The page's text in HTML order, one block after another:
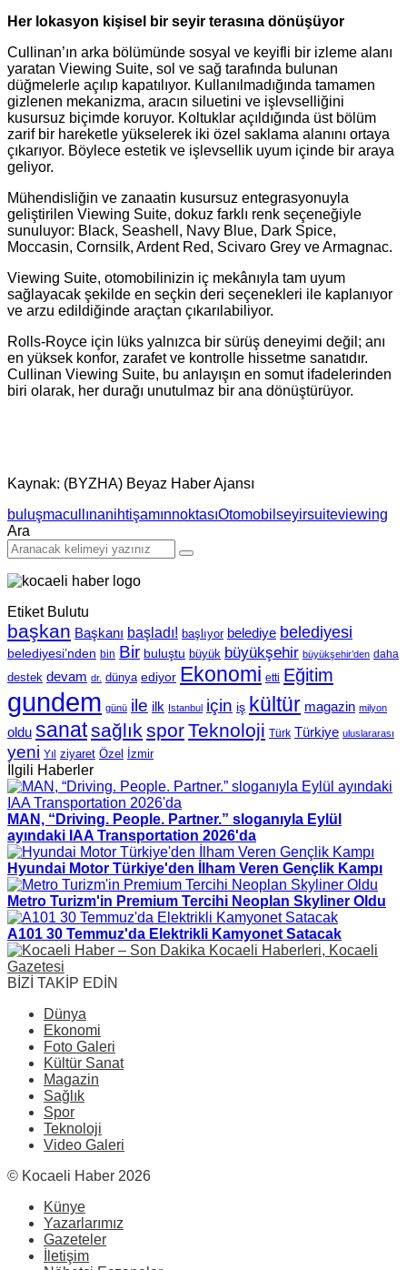
Her lokasyon kişisel bir seyir terasına dönüşüyor
Cullinan’ın arka bölümünde sosyal ve keyifli bir izleme alanı
yaratan Viewing Suite, sol ve sağ tarafında bulunan
düğmelerle açılıp kapatılıyor. Kullanılmadığında tamamen
gizlenen mekanizma, aracın siluetini ve işlevselliğini
kusursuz biçimde koruyor. Koltuklar açıldığında üst bölüm
zarif bir hareketle yükselerek iki özel saklama alanını ortaya
çıkarıyor. Böylece estetik ve işlevsellik uyum içinde bir araya
geliyor.
Mühendisliğin ve zanaatin kusursuz entegrasyonuyla
geliştirilen Viewing Suite, dokuz farklı renk seçeneğiyle
sunuluyor: Black, Seashell, Navy Blue, Dark Spice,
Moccasin, Cornsilk, Ardent Red, Scivaro Grey ve Armagnac.
Viewing Suite, otomobilinizin iç mekânıyla tam uyum
sağlayacak şekilde en seçkin deri seçenekleri ile kaplanıyor
ve arzu edildiğinde araçtan çıkarılabiliyor.
Rolls-Royce için lüks yalnızca bir sürüş deneyimi değil; anı
en yüksek konfor, zarafet ve kontrolle hissetme sanatıdır.
Cullinan Viewing Suite, bu anlayışın en somut ifadelerinden
biri olarak, her durağı unutulmaz bir ana dönüştürüyor.
Kaynak: (BYZHA) Beyaz Haber Ajansı
buluşmacullınanihtişamınnoktasıOtomobil seyirsuiteviewing
Ara
Etiket Bulutu
başkan Başkanı başladı! başlıyor belediye belediyesi
belediyesi’nden bin Bir buluştu büyük büyükşehir büyükşehir’den daha
destek devam dr. dünya ediyor Ekonomi etti Eğitim
gundem günü ile ilk Istanbul için iş kültür magazin milyon
oldu sanatsağlık sporTeknoloji Türk Türkiye uluslararası
yeni Yıl ziyaret Özel İzmir
İlgili Haberler
MAN, “Driving. People. Partner.” sloganıyla Eylül
ayındaki IAA Transportation 2026'da
Hyundai Motor Türkiye'den İlham Veren Gençlik Kampı
Metro Turizm'in Premium Tercihi Neoplan Skyliner Oldu
A101 30 Temmuz'da Elektrikli Kamyonet Satacak
BİZİ TAKİP EDİN
Dünya
Ekonomi
Foto Galeri
Kültür Sanat
Magazin
Sağlık
Spor
Teknoloji
Video Galeri
© Kocaeli Haber 2026
Künye
Yazarlarımız
Gazeteler
İletişim